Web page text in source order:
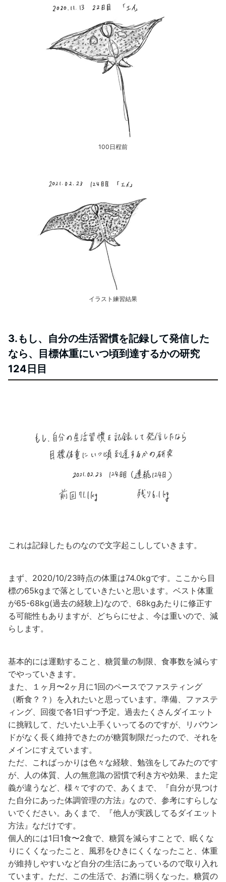
100日程前
イラスト練習結果
3.もし、自分の生活習慣を記録して発信した
なら、目標体重にいつ頃到達するかの研究
124日目
これは記録したものなので文字起こししていきます。
まず、2020/10/23時点の体重は74.0kgです。ここから目
標の65kgまで落としていきたいと思います。ベスト体重
が65-68kg(過去の経験上)なので、68kgあたりに修正す
る可能性もありますが、どちらにせよ、今は重いので、減
らします。
基本的には運動すること、糖質量の制限、食事数を減らす
でやっていきます。
また、１ヶ月〜2ヶ月に1回のペースでファスティング
（断食？？）を入れたいと思っています。準備、ファステ
ィング、回復で各1日ずつ予定。過去たくさんダイエット
に挑戦して、だいたい上手くいってるのですが、リバウン
ドがなく長く維持できたのが糖質制限だったので、それを
メインにすえています。
ただ、こればっかりは色々な経験、勉強をしてみたのです
が、人の体質、人の無意識の習慣で利き方や効果、また定
義が違うなど、様々ですので、あくまで、『自分が見つけ
た自分にあった体調管理の方法』なので、参考にすらしな
いでください。あくまで、『他人が実践してるダイエット
方法』なだけです。
個人的には1日1食〜2食で、糖質を減らすことで、眠くな
りにくくなったこと、風邪をひきにくくなったこと、体重
が維持しやすいなど自分の生活にあっているので取り入れ
ています。ただ、この生活で、お酒に弱くなった。糖質の